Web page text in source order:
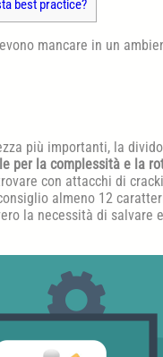
best practice?
mancare in un
più importanti, la
per la complessità e la
con attacchi di
almeno 12
la necessità di